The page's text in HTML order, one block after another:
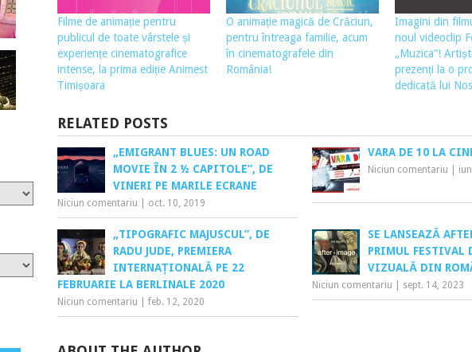
Filme de animație pentru
publicul de toate vârstele și
experiențe cinematografice
intense, la prima ediție Animest
Timișoara
O animație magică de Crăciun,
pentru întreaga familie, acum
în cinematografele din
România!
Imagini din
noul videoclip
„Muzica”!
prezenți la o
dedicată lui
RELATED POSTS
„EMIGRANT BLUES: UN ROAD
MOVIE ÎN 2 ½ CAPITOLE”, DE
VINERI PE MARILE ECRANE
Niciun comentariu oct. 10, 2019
VARA DE 10 LA
Niciun comentariu
„TIPOGRAFIC MAJUSCUL”, DE
RADU JUDE, PREMIERA
INTERNAȚIONALĂ PE 22
FEBRUARIE LA BERLINALE 2020
Niciun comentariu feb. 12, 2020
SE LANSEAZĂ
PRIMUL FESTIVAL
VIZUALĂ DIN
Niciun comentariu sept. 14, 2023